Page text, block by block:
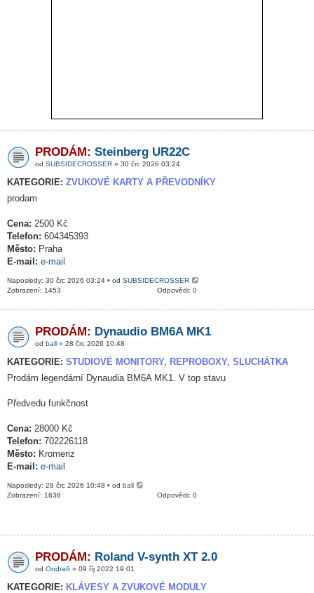
PRODÁM: Steinberg UR22C
od SUBSIDECROSSER » 30 črc 2026 03:24
KATEGORIE: ZVUKOVÉ KARTY A PŘEVODNÍKY
prodam
Cena: 2500 Kč
Telefon: 604345393
Město: Praha
E-mail: e-mail
Naposledy: 30 črc 2026 03:24 • od SUBSIDECROSSER
Odpovědi: 0
Zobrazení: 1453
PRODÁM: Dynaudio BM6A MK1
od ball » 28 črc 2026 10:48
KATEGORIE: STUDIOVÉ MONITORY, REPROBOXY, SLUCHÁTKA
Prodám legendární Dynaudia BM6A MK1. V top stavu
Předvedu funkčnost
Cena: 28000 Kč
Telefon: 702226118
Město: Kromeriz
E-mail: e-mail
Naposledy: 28 črc 2026 10:48 • od ball
Odpovědi: 0
Zobrazení: 1636
PRODÁM: Roland V-synth XT 2.0
od Ondra6 » 09 říj 2022 19:01
KATEGORIE: KLÁVESY A ZVUKOVÉ MODULY